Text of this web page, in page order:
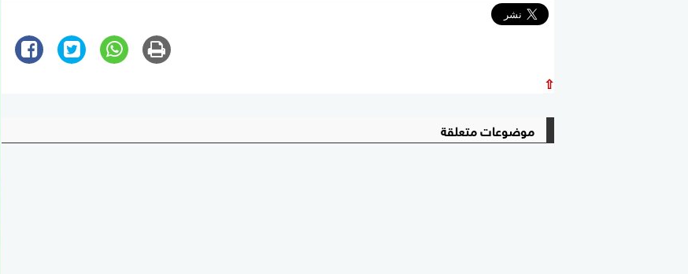
⇧
موضوعات متعلقة